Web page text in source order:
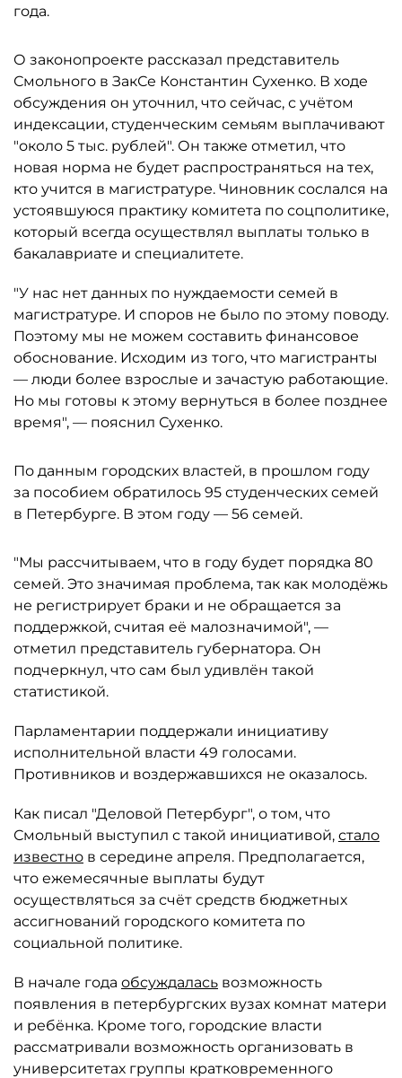
года.
О законопроекте рассказал представитель
Смольного в ЗакСе Константин Сухенко. В ходе
обсуждения он уточнил, что сейчас, с учётом
индексации, студенческим семьям выплачивают
"около 5 тыс. рублей". Он также отметил, что
новая норма не будет распространяться на тех,
кто учится в магистратуре. Чиновник сослался на
устоявшуюся практику комитета по соцполитике,
который всегда осуществлял выплаты только в
бакалавриате и специалитете.
"У нас нет данных по нуждаемости семей в
магистратуре. И споров не было по этому поводу.
Поэтому мы не можем составить финансовое
обоснование. Исходим из того, что магистранты
— люди более взрослые и зачастую работающие.
Но мы готовы к этому вернуться в более позднее
время", — пояснил Сухенко.
По данным городских властей, в прошлом году
за пособием обратилось 95 студенческих семей
в Петербурге. В этом году — 56 семей.
"Мы рассчитываем, что в году будет порядка 80
семей. Это значимая проблема, так как молодёжь
не регистрирует браки и не обращается за
поддержкой, считая её малозначимой", —
отметил представитель губернатора. Он
подчеркнул, что сам был удивлён такой
статистикой.
Парламентарии поддержали инициативу
исполнительной власти 49 голосами.
Противников и воздержавшихся не оказалось.
Как писал "Деловой Петербург", о том, что
Смольный выступил с такой инициативой, стало
известно в середине апреля. Предполагается,
что ежемесячные выплаты будут
осуществляться за счёт средств бюджетных
ассигнований городского комитета по
социальной политике.
В начале года обсуждалась возможность
появления в петербургских вузах комнат матери
и ребёнка. Кроме того, городские власти
рассматривали возможность организовать в
университетах группы кратковременного